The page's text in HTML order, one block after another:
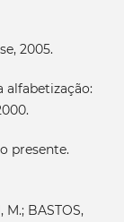
2005.
alfabetização:
presente.
M.; BASTOS,